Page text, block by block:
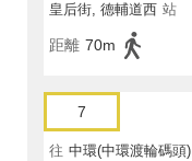
皇后街, 德輔道西 站
距離 70m
7
往 中環(中環渡輪碼頭)